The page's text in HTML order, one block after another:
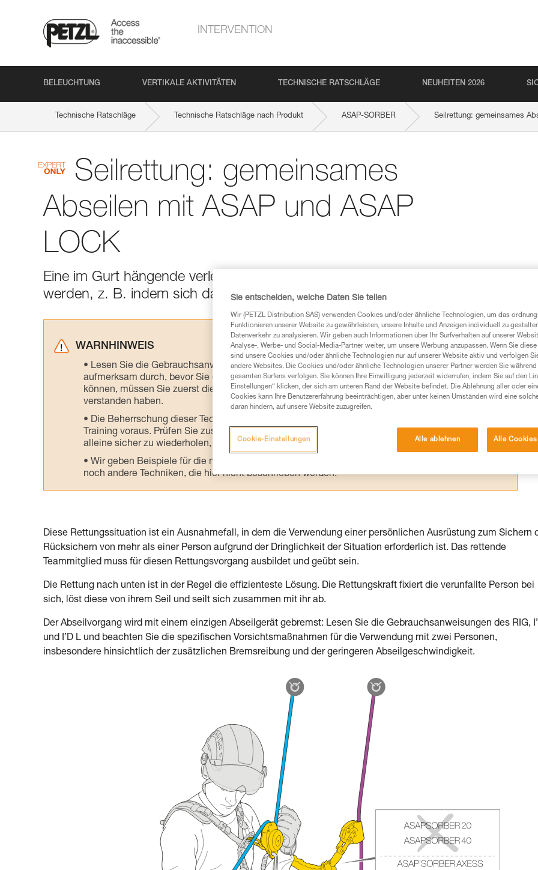
INTERVENTION
BELEUCHTUNG VERTIKALE AKTIVITÄTEN TECHNISCHE RATSCHLÄGE NEUHEITEN 2026
Technische Ratschläge Technische Ratschläge nach Produkt ASAP-SORBER Seilrettung: gemeinsames
Seilrettung: gemeinsames
Abseilen mit ASAP und ASAP
LOCK
Eine im Gurt hängende verletzte Person muss schnell aus der Situation befreit
werden, z. B. indem sich das Teammitglied zusammen mit ihr abseilt.
WARNHINWEIS
Lesen Sie die Gebrauchsanweisungen der Produkte, um die es in diesem Tech Tipp geht,
aufmerksam durch, bevor Sie diesen zu Rate ziehen. Um diese Zusatzinformationen verstehen zu
können, müssen Sie zuerst die in der Gebrauchsanweisung enthaltenen Informationen richtig
verstanden haben.
Die Beherrschung dieser Techniken setzt eine entsprechende Ausbildung und ein spezielles
Training voraus. Prüfen Sie zusammen mit einem Profi, ob Sie in der Lage sind, den Vorgang
alleine sicher zu wiederholen, bevor Sie ihn eigenständig durchführen.
Wir geben Beispiele für die mit Ihrer Aktivität verbundenen Techniken. Möglicherweise gibt es
noch andere Techniken, die hier nicht beschrieben werden.
Diese Rettungssituation ist ein Ausnahmefall, in dem die Verwendung einer persönlichen Ausrüstung zum Sichern
Rücksichern von mehr als einer Person aufgrund der Dringlichkeit der Situation erforderlich ist. Das rettende
Teammitglied muss für diesen Rettungsvorgang ausbildet und geübt sein.
Die Rettung nach unten ist in der Regel die effizienteste Lösung. Die Rettungskraft fixiert die verunfallte Person bei
sich, löst diese von ihrem Seil und seilt sich zusammen mit ihr ab.
Der Abseilvorgang wird mit einem einzigen Abseilgerät gebremst: Lesen Sie die Gebrauchsanweisungen des RIG,
und I’D L und beachten Sie die spezifischen Vorsichtsmaßnahmen für die Verwendung mit zwei Personen,
insbesondere hinsichtlich der zusätzlichen Bremsreibung und der geringeren Abseilgeschwindigkeit.
Sie entscheiden, welche Daten Sie teilen
Wir (PETZL Distribution SAS) verwenden Cookies und/oder ähnliche Technologien, um das
Funktionieren unserer Website zu gewährleisten, unsere Inhalte und Anzeigen individuell zu
Datenverkehr zu analysieren. Wir geben auch Informationen über Ihr Surfverhalten auf unserer
Analyse-, Werbe- und Social-Media-Partner weiter, um unsere Werbung anzupassen. Wenn Sie
sind unsere Cookies und/oder ähnliche Technologien nur auf unserer Website aktiv und verfolgen
andere Websites. Die Cookies und/oder ähnliche Technologien unserer Partner werden Sie während
gesamten Surfens verfolgen. Sie können Ihre Einwilligung jederzeit widerrufen, indem Sie auf den
Einstellungen“ klicken, der sich am unteren Rand der Website befindet. Die Ablehnung aller oder
Cookies kann Ihre Benutzererfahrung beeinträchtigen, aber unter keinen Umständen wird eine
daran hindern, auf unsere Website zuzugreifen.
Alle ablehnen Alle
Cookie-Einstellungen